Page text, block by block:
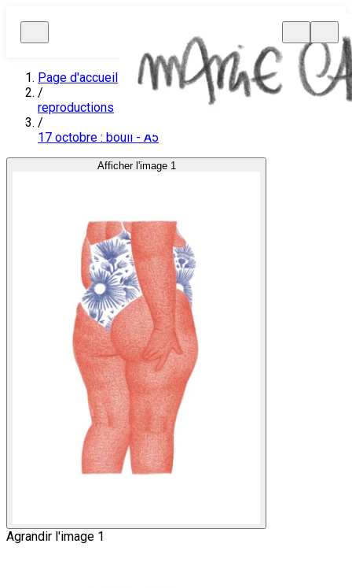
Page d'accueil
/
reproductions
/
17 octobre : bouli - A5
Afficher l'image 1
Agrandir l'image 1